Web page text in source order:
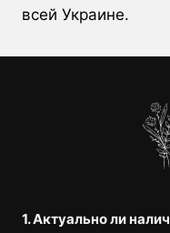
всей Украине.
1. Актуально ли